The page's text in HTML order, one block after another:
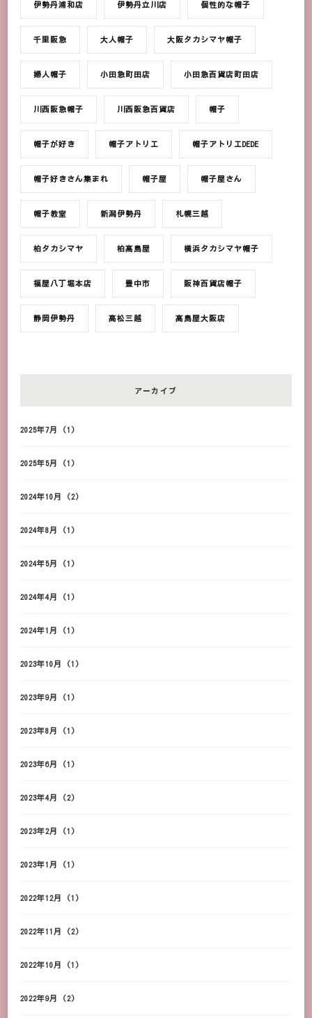
伊勢丹浦和店 伊勢丹立川店 個性的な帽子
千里阪急 大人帽子 大阪タカシマヤ帽子
婦人帽子 小田急町田店 小田急百貨店町田店
川西阪急帽子 川西阪急百貨店 帽子
帽子が好き 帽子アトリエ 帽子アトリエDEDE
帽子好きさん集まれ 帽子屋 帽子屋さん
帽子教室 新潟伊勢丹 札幌三越
柏タカシマヤ 柏髙島屋 横浜タカシマヤ帽子
福屋八丁堀本店 豊中市 阪神百貨店帽子
静岡伊勢丹 高松三越 髙島屋大阪店
アーカイブ
2025年7月 (1)
2025年5月 (1)
2024年10月 (2)
2024年8月 (1)
2024年5月 (1)
2024年4月 (1)
2024年1月 (1)
2023年10月 (1)
2023年9月 (1)
2023年8月 (1)
2023年6月 (1)
2023年4月 (2)
2023年2月 (1)
2023年1月 (1)
2022年12月 (1)
2022年11月 (2)
2022年10月 (1)
2022年9月 (2)